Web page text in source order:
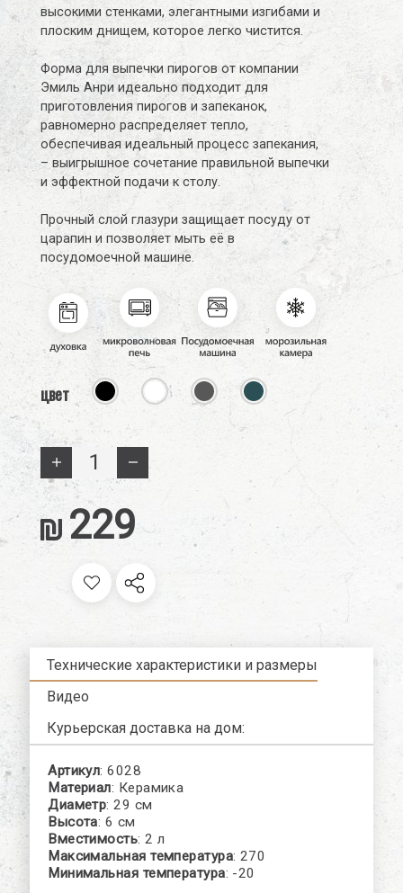
высокими стенками, элегантными изгибами и
плоским днищем, которое легко чистится.
Форма для выпечки пирогов от компании
Эмиль Анри идеально подходит для
приготовления пирогов и запеканок,
равномерно распределяет тепло,
обеспечивая идеальный процесс запекания,
– выигрышное сочетание правильной выпечки
и эффектной подачи к столу.
Прочный слой глазури защищает посуду от
царапин и позволяет мыть её в
посудомоечной машине.
цвет
הוסף
מוצר
החסר
מוצר229
Технические характеристики и размеры
Видео
Курьерская доставка на дом:
Артикул: 6028
Материал: Керамика
Диаметр: 29 см
Высота: 6 см
Вместимость: 2 л
Максимальная температура: 270
Минимальная температура: -20